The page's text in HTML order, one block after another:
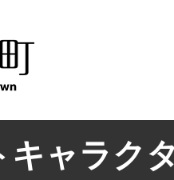
キャラク